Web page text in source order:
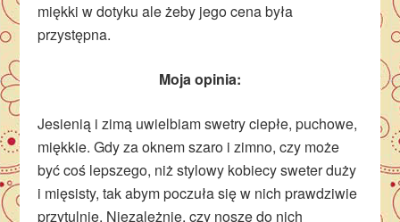
miękki w dotyku ale żeby jego cena była
przystępna.
Moja opinia:
Jesienią i zimą uwielbiam swetry ciepłe, puchowe,
miękkie. Gdy za oknem szaro i zimno, czy może
być coś lepszego, niż stylowy kobiecy sweter duży
i mięsisty, tak abym poczuła się w nich prawdziwie
przytulnie. Niezależnie, czy noszę do nich